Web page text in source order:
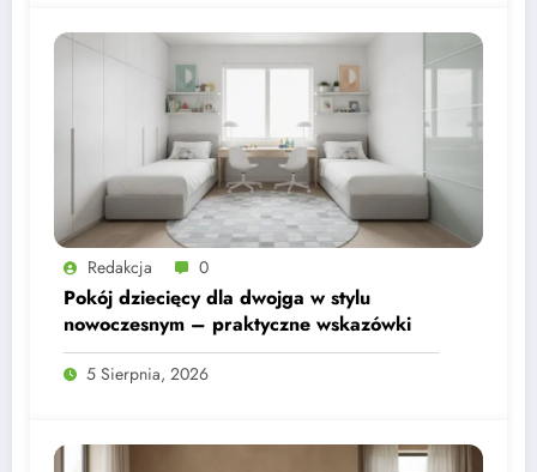
Redakcja 0
Pokój dziecięcy dla dwojga w stylu
nowoczesnym – praktyczne wskazówki
5 Sierpnia, 2026